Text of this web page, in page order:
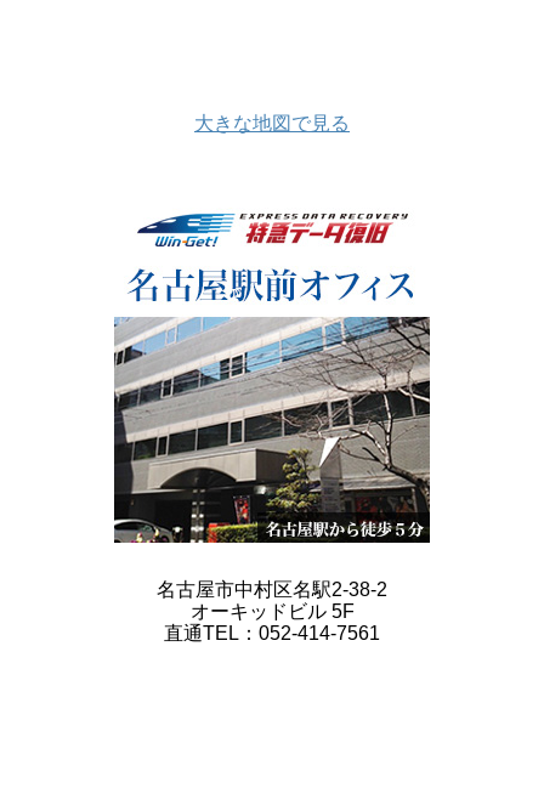
大きな地図で見る
名古屋市中村区名駅2-38-2
オーキッドビル 5F
直通TEL：052-414-7561